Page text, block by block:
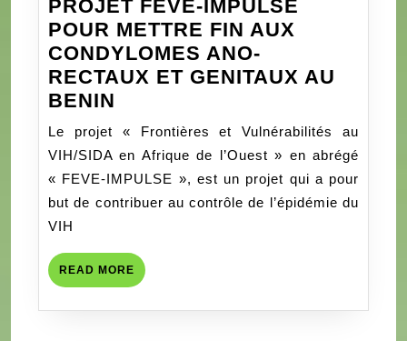
PROJET FEVE-IMPULSE
POUR METTRE FIN AUX
CONDYLOMES ANO-
RECTAUX ET GENITAUX AU
BENIN
FEVE-
IMPULSE
POUR
METTRE
CONDYLOMES
ANO-
RECTAUX
Le projet « Frontières et Vulnérabilités au
VIH/SIDA en Afrique de l’Ouest » en abrégé
« FEVE-IMPULSE », est un projet qui a pour
but de contribuer au contrôle de l’épidémie du
VIH
READ MORE READ
MORE